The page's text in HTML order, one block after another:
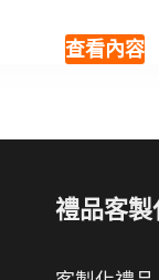
查看內容
禮品客製